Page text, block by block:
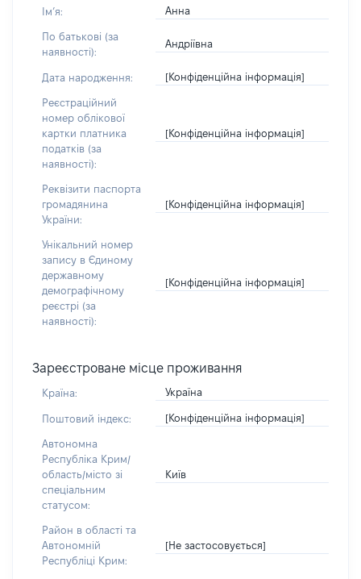
Імʼя: Анна
По батькові (за
наявності):
Андріївна
Дата народження: [Конфіденційна інформація]
Реєстраційний
номер облікової
картки платника
податків (за
наявності):
[Конфіденційна інформація]
Реквізити паспорта
громадянина
України:
[Конфіденційна інформація]
Унікальний номер
запису в Єдиному
державному
демографічному
реєстрі (за
наявності):
[Конфіденційна інформація]
Зареєстроване місце проживання
Країна: Україна
Поштовий індекс: [Конфіденційна інформація]
Автономна
Республіка Крим/
область/місто зі
спеціальним
статусом:
Київ
Район в області та
Автономній
Республіці Крим:
[Не застосовується]